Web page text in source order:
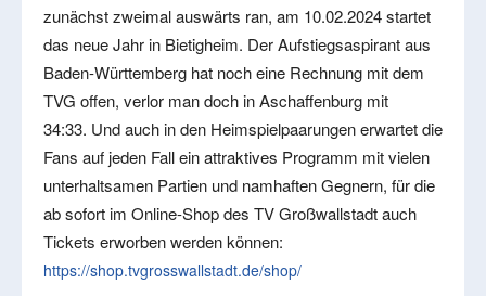
zunächst zweimal auswärts ran, am 10.02.2024 startet
das neue Jahr in Bietigheim. Der Aufstiegsaspirant aus
Baden-Württemberg hat noch eine Rechnung mit dem
TVG offen, verlor man doch in Aschaffenburg mit
34:33. Und auch in den Heimspielpaarungen erwartet die
Fans auf jeden Fall ein attraktives Programm mit vielen
unterhaltsamen Partien und namhaften Gegnern, für die
ab sofort im Online-Shop des TV Großwallstadt auch
Tickets erworben werden können:
https://shop.tvgrosswallstadt.de/shop/